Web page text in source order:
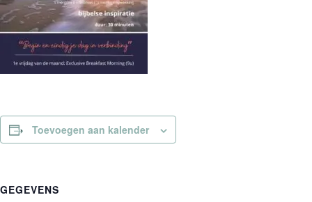
Toevoegen aan kalender
GEGEVENS